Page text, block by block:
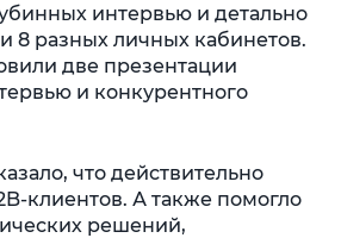
интервью и детально
8 разных личных кабинетов.
две презентации
и конкурентного
что действительно
клиентов. А также помогло
решений,